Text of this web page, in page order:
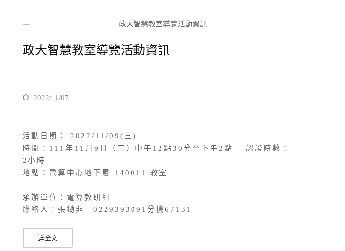
政大智慧教室導覽活動資訊
2022/11/07
活動日期： 2022/11/09(三)
時間：111年11月9日（三）中午12點30分至下午2點 認證時數：
2小時
地點：電算中心地下層 140011 教室
承辦單位：電算教研組
聯絡人：張鋤非 0229393091分機67131
詳全文